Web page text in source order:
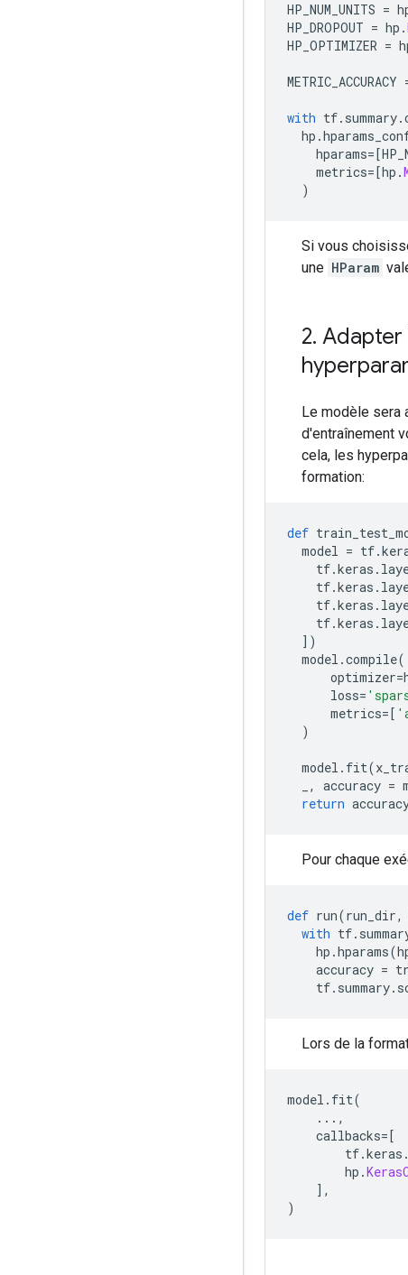
HP_NUM_UNITS =
HP_DROPOUT = hp .
HP_OPTIMIZER =
METRIC_ACCURACY
with tf. summary.
hp .
hparams=[
metrics=[hp .
)
Si vous
une HParam
2. Adapter
Le modèle sera
d'entraînement
cela, les
formation:
def
model = tf.
tf.keras .
tf.keras .
tf.keras .
tf.keras .
])
model .compile(
optimizer=
loss=
metrics=[
)
model . fit(
, accuracy =
return
Pour chaque
def run(run_dir,
with tf.
hp .hparams(
accuracy =
tf. summary.
Lors de la
model . fit(
...,
callbacks=[
tf.keras .
hp .
],
)